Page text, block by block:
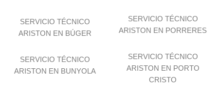
SERVICIO TÉCNICO
ARISTON EN BÚGER
SERVICIO TÉCNICO
ARISTON EN BUNYOLA
SERVICIO TÉCNICO
ARISTON EN PORRERES
SERVICIO TÉCNICO
ARISTON EN PORTO
CRISTO